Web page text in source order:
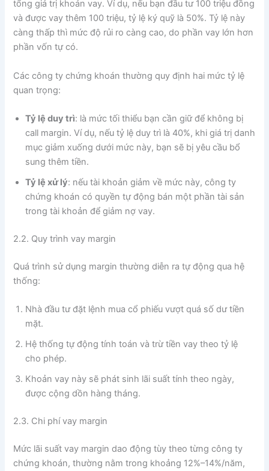
tổng giá trị khoản vay. Ví dụ, nếu bạn đầu tư 100 triệu đồng
và được vay thêm 100 triệu, tỷ lệ ký quỹ là 50%. Tỷ lệ này
càng thấp thì mức độ rủi ro càng cao, do phần vay lớn hơn
phần vốn tự có.
Các công ty chứng khoán thường quy định hai mức tỷ lệ
quan trọng:
Tỷ lệ duy trì: là mức tối thiểu bạn cần giữ để không bị
call margin. Ví dụ, nếu tỷ lệ duy trì là 40%, khi giá trị danh
mục giảm xuống dưới mức này, bạn sẽ bị yêu cầu bổ
sung thêm tiền.
Tỷ lệ xử lý: nếu tài khoản giảm về mức này, công ty
chứng khoán có quyền tự động bán một phần tài sản
trong tài khoản để giảm nợ vay.
2.2. Quy trình vay margin
Quá trình sử dụng margin thường diễn ra tự động qua hệ
thống:
Nhà đầu tư đặt lệnh mua cổ phiếu vượt quá số dư tiền
mặt.
Hệ thống tự động tính toán và trừ tiền vay theo tỷ lệ
cho phép.
Khoản vay này sẽ phát sinh lãi suất tính theo ngày,
được cộng dồn hàng tháng.
2.3. Chi phí vay margin
Mức lãi suất vay margin dao động tùy theo từng công ty
chứng khoán, thường nằm trong khoảng 12%–14%/năm,